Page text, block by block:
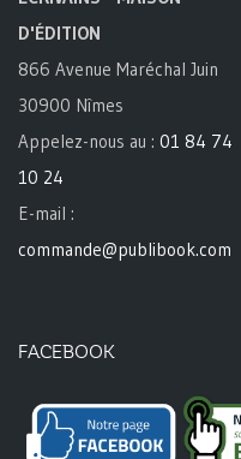
D'ÉDITION
866 Avenue Maréchal Juin
30900 Nîmes
Appelez-nous au : 01 84 74
10 24
E-mail :
commande@publibook.com
FACEBOOK